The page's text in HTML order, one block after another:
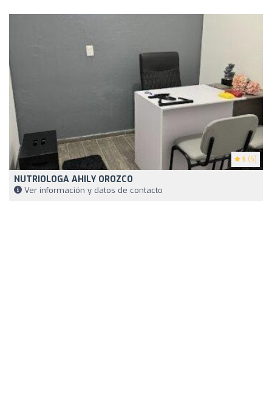
5 (5)
NUTRIOLOGA AHILY OROZCO
Ver información y datos de contacto